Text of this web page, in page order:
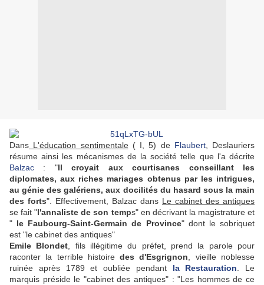
Dans L'éducation sentimentale( I, 5) deFlaubert, Deslauriers
résume ainsi les mécanismes de la société telle que l'a décrite
Balzac : "Il croyait aux courtisanes conseillant les
diplomates, aux riches mariages obtenus par les intrigues,
au génie des galériens, aux docilités du hasard sous la main
des forts". Effectivement, Balzac dans Le cabinet des antiques
se fait "l'annaliste de son temps" en décrivant la magistrature et
" le Faubourg-Saint-Germain de Province" dont le sobriquet
est "le cabinet des antiques"
Emile Blondet , fils illégitime du préfet, prend la parole pour
raconter la terrible histoiredes d'Esgrignon , vieille noblesse
ruinée après 1789 et oubliée pendant
la Restauration . Le
marquis préside le "cabinet des antiques" : "Les hommes de ce